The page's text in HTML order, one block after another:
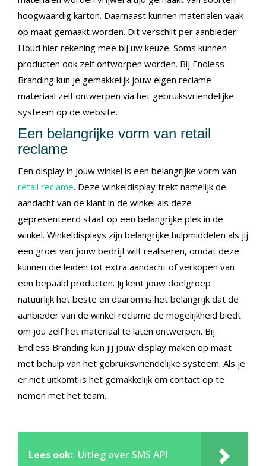
hoogwaardig karton. Daarnaast kunnen materialen vaak
op maat gemaakt worden. Dit verschilt per aanbieder.
Houd hier rekening mee bij uw keuze. Soms kunnen
producten ook zelf ontworpen worden. Bij Endless
Branding kun je gemakkelijk jouw eigen reclame
materiaal zelf ontwerpen via het gebruiksvriendelijke
systeem op de website.
Een belangrijke vorm van retail
reclame
Een display in jouw winkel is een belangrijke vorm van
retail reclame. Deze winkeldisplay trekt namelijk de
aandacht van de klant in de winkel als deze
gepresenteerd staat op een belangrijke plek in de
winkel. Winkeldisplays zijn belangrijke hulpmiddelen als jij
een groei van jouw bedrijf wilt realiseren, omdat deze
kunnen die leiden tot extra aandacht of verkopen van
een bepaald producten. Jij kent jouw doelgroep
natuurlijk het beste en daarom is het belangrijk dat de
aanbieder van de winkel reclame de mogelijkheid biedt
om jou zelf het materiaal te laten ontwerpen. Bij
Endless Branding kun jij jouw display maken op maat
met behulp van het gebruiksvriendelijke systeem. Als je
er niet uitkomt is het gemakkelijk om contact op te
nemen met het team.
Lees ook: Uitleg over SMS API